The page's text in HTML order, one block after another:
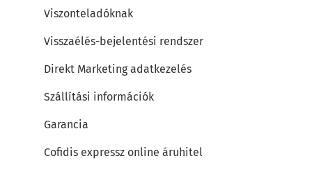
Viszonteladóknak
Visszaélés-bejelentési rendszer
Direkt Marketing adatkezelés
Szállítási információk
Garancia
Cofidis expressz online áruhitel